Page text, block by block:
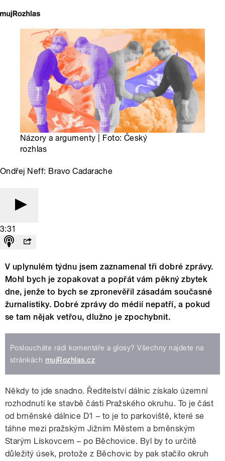
Názory a argumenty | Foto: Český
rozhlas
Ondřej Neff: Bravo Cadarache
3:31
V uplynulém týdnu jsem zaznamenal tři dobré zprávy.
Mohl bych je zopakovat a popřát vám pěkný zbytek
dne, jenže to bych se zpronevěřil zásadám současné
žurnalistiky. Dobré zprávy do médií nepatří, a pokud
se tam nějak vetřou, dlužno je zpochybnit.
Posloucháte rádi komentáře a glosy? Všechny najdete na
stránkách mujRozhlas.cz
Někdy to jde snadno. Ředitelství dálnic získalo územní
rozhodnutí ke stavbě části Pražského okruhu. To je část
od brněnské dálnice D1 – to je to parkoviště, které se
táhne mezi pražským Jižním Městem a brněnským
Starým Lískovcem – po Běchovice. Byl by to určitě
důležitý úsek, protože z Běchovic by pak stačilo okruh